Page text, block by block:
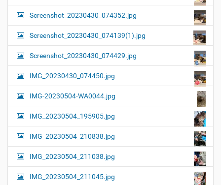
Screenshot_20230430_074352.jpg
Screenshot_20230430_074139(1).jpg
Screenshot_20230430_074429.jpg
IMG_20230430_074450.jpg
IMG-20230504-WA0044.jpg
IMG_20230504_195905.jpg
IMG_20230504_210838.jpg
IMG_20230504_211038.jpg
IMG_20230504_211045.jpg